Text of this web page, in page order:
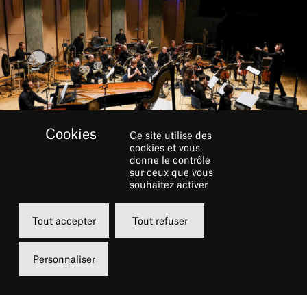
RÉSERVER
Lundi
21 décembre 2020
Ce site utilise des
cookies et vous
donne le contrôle
sur ceux que vous
souhaitez activer
Tout accepter Tout refuser
Personnaliser